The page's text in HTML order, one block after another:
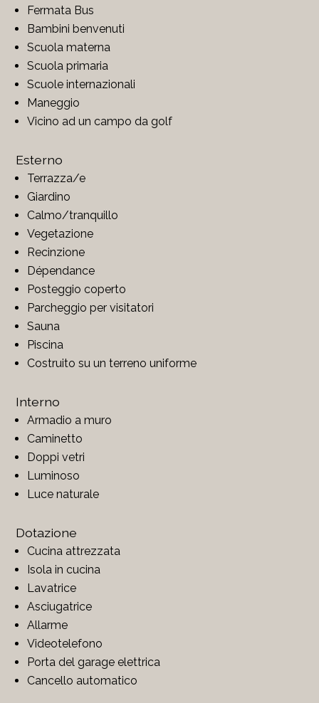
Fermata Bus
Bambini benvenuti
Scuola materna
Scuola primaria
Scuole internazionali
Maneggio
Vicino ad un campo da golf
Esterno
Terrazza/e
Giardino
Calmo/tranquillo
Vegetazione
Recinzione
Dépendance
Posteggio coperto
Parcheggio per visitatori
Sauna
Piscina
Costruito su un terreno uniforme
Interno
Armadio a muro
Caminetto
Doppi vetri
Luminoso
Luce naturale
Dotazione
Cucina attrezzata
Isola in cucina
Lavatrice
Asciugatrice
Allarme
Videotelefono
Porta del garage elettrica
Cancello automatico